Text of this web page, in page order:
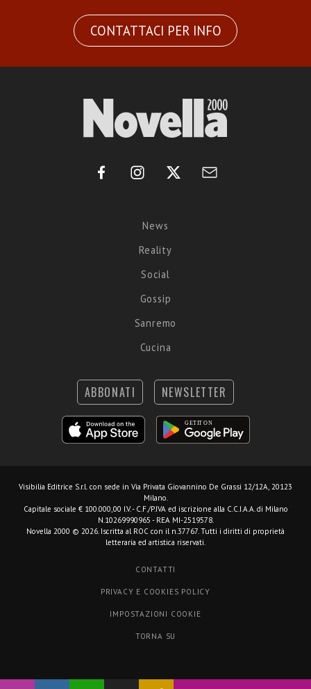
CONTATTACI PER INFO
News
Reality
Social
Gossip
Sanremo
Cucina
ABBONATI NEWSLETTER
Visibilia Editrice S.r.l. con sede in Via Privata Giovannino De Grassi 12/12A, 20123
Milano.
Capitale sociale € 100.000,00 I.V. - C.F./P.IVA ed iscrizione alla C.C.I.A.A. di Milano
N.10269990965 - REA MI-2519578.
Novella 2000 © 2026. Iscritta al ROC con il n.37767. Tutti i diritti di proprietà
letteraria ed artistica riservati.
CONTATTI
PRIVACY E COOKIES POLICY
IMPOSTAZIONI COOKIE
TORNA SU